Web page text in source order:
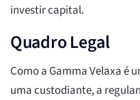
investir capital.
Quadro Legal
Como a Gamma Velaxa é
uma custodiante, a